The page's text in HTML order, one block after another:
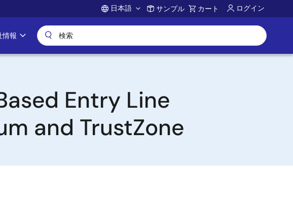
Account
日本語 サンプル カート ログイン
情報
Entry Line
and TrustZone